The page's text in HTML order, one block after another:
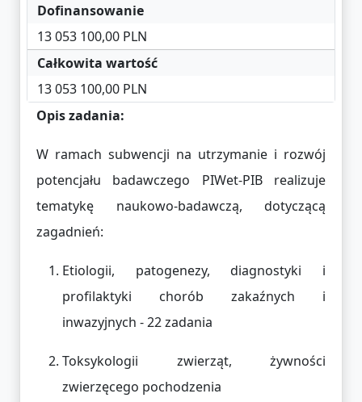
Dofinansowanie
13 053 100,00 PLN
Całkowita wartość
13 053 100,00 PLN
Opis zadania:
W ramach subwencji na utrzymanie i rozwój
potencjału badawczego PIWet-PIB realizuje
tematykę naukowo-badawczą, dotyczącą
zagadnień:
Etiologii, patogenezy, diagnostyki i
profilaktyki chorób zakaźnych i
inwazyjnych - 22 zadania
Toksykologii zwierząt, żywności
zwierzęcego pochodzenia